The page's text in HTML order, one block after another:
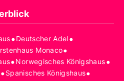
•Deutscher Adel•
Monaco•
•Norwegisches Königshaus•
•Spanisches Königshaus•